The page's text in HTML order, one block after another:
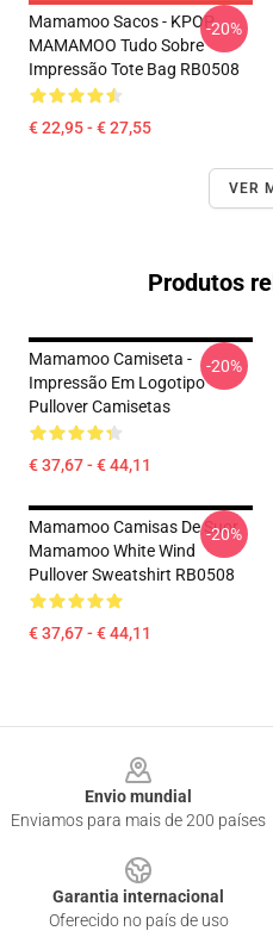
Mamamoo Sacos - KPOP
MAMAMOO Tudo Sobre
Impressão Tote Bag RB0508
€ 22,95 - € 27,55
-20%
VER
Produtos
Mamamoo Camiseta -
Impressão Em Logotipo
Pullover Camisetas
€ 37,67 - € 44,11
-20%
Mamamoo Camisas De Suor
Mamamoo White Wind
Pullover Sweatshirt RB0508
€ 37,67 - € 44,11
-20%
Envio mundial
Enviamos para mais de 200 países
Garantia internacional
Oferecido no país de uso